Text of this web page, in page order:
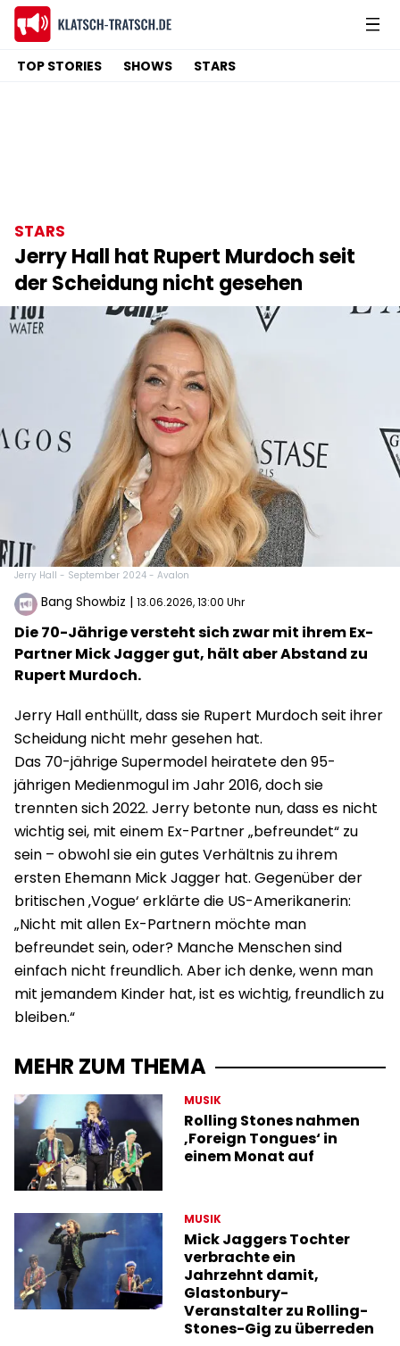
TOP STORIES SHOWS STARS
STARS
Jerry Hall hat Rupert Murdoch seit
der Scheidung nicht gesehen
Jerry Hall - September 2024 - Avalon
Bang Showbiz | 13.06.2026, 13:00 Uhr
Die 70-Jährige versteht sich zwar mit ihrem Ex-
Partner Mick Jagger gut, hält aber Abstand zu
Rupert Murdoch.
Jerry Hall enthüllt, dass sie Rupert Murdoch seit ihrer
Scheidung nicht mehr gesehen hat.
Das 70-jährige Supermodel heiratete den 95-
jährigen Medienmogul im Jahr 2016, doch sie
trennten sich 2022. Jerry betonte nun, dass es nicht
wichtig sei, mit einem Ex-Partner „befreundet“ zu
sein – obwohl sie ein gutes Verhältnis zu ihrem
ersten Ehemann Mick Jagger hat. Gegenüber der
britischen ‚Vogue‘ erklärte die US-Amerikanerin:
„Nicht mit allen Ex-Partnern möchte man
befreundet sein, oder? Manche Menschen sind
einfach nicht freundlich. Aber ich denke, wenn man
mit jemandem Kinder hat, ist es wichtig, freundlich zu
bleiben.“
MEHR ZUM THEMA
MUSIK
Rolling Stones nahmen
‚Foreign Tongues‘ in
einem Monat auf
MUSIK
Mick Jaggers Tochter
verbrachte ein
Jahrzehnt damit,
Glastonbury-
Veranstalter zu Rolling-
Stones-Gig zu überreden